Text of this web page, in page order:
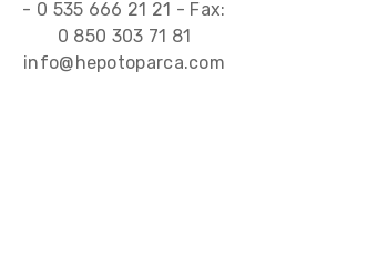
- 0 535 666 21 21 - Fax:
0 850 303 71 81
info@hepotoparca.com